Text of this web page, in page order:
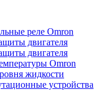
реле Omron
двигателя
двигателя
Omron
жидкости
устройства